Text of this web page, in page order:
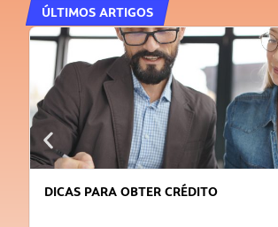
ÚLTIMOS ARTIGOS
DICAS PARA OBTER CRÉDITO